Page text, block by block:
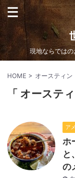
現地ならでは
HOME > オースティン
「 オーステ
ア
ホ
と
の